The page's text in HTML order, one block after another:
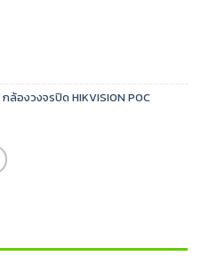
กล้องวงจรปิด HIKVISION POC